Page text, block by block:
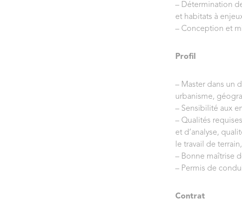
– Détermination
et habitats à
– Conception et
Profil
– Master dans un
urbanisme,
– Sensibilité aux
– Qualités
et d’analyse,
le travail de
– Bonne maîtrise
– Permis de
Contrat